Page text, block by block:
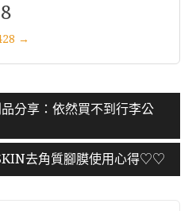
→
分享：依然買不到行李公
去角質腳膜使用心得♡♡